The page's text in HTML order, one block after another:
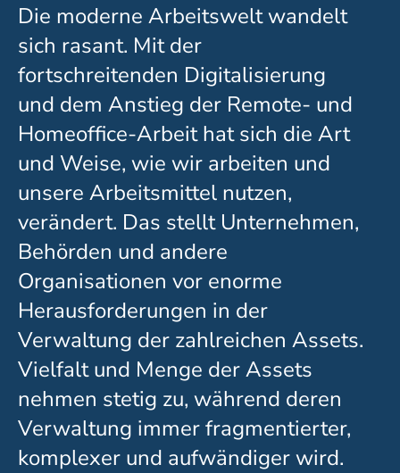
Die moderne Arbeitswelt wandelt
sich rasant. Mit der
fortschreitenden Digitalisierung
und dem Anstieg der Remote- und
Homeoffice-Arbeit hat sich die Art
und Weise, wie wir arbeiten und
unsere Arbeitsmittel nutzen,
verändert. Das stellt Unternehmen,
Behörden und andere
Organisationen vor enorme
Herausforderungen in der
Verwaltung der zahlreichen Assets.
Vielfalt und Menge der Assets
nehmen stetig zu, während deren
Verwaltung immer fragmentierter,
komplexer und aufwändiger wird.